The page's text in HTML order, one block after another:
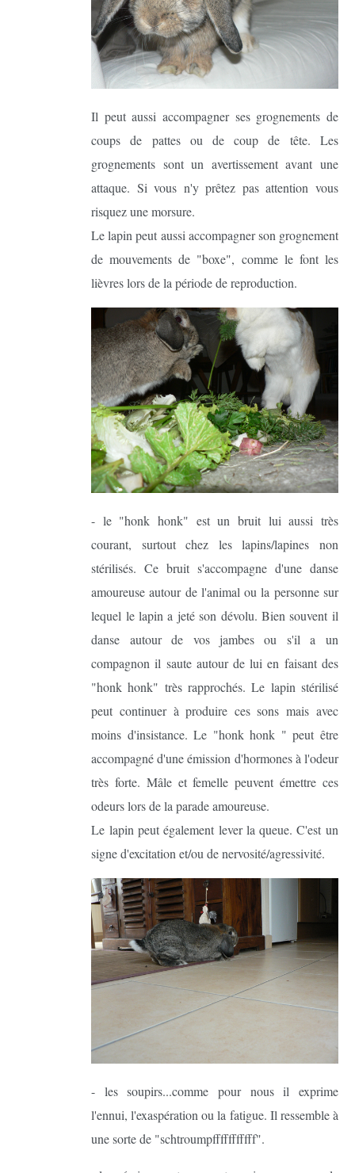
Il peut aussi accompagner ses grognements de
coups de pattes ou de coup de tête. Les
grognements sont un avertissement avant une
attaque. Si vous n'y prêtez pas attention vous
risquez une morsure.
Le lapin peut aussi accompagner son grognement
de mouvements de "boxe", comme le font les
lièvres lors de la période de reproduction.
- le "honk honk" est un bruit lui aussi très
courant, surtout chez les lapins/lapines non
stérilisés. Ce bruit s'accompagne d'une danse
amoureuse autour de l'animal ou la personne sur
lequel le lapin a jeté son dévolu. Bien souvent il
danse autour de vos jambes ou s'il a un
compagnon il saute autour de lui en faisant des
"honk honk" très rapprochés. Le lapin stérilisé
peut continuer à produire ces sons mais avec
moins d'insistance. Le "honk honk " peut être
accompagné d'une émission d'hormones à l'odeur
très forte. Mâle et femelle peuvent émettre ces
odeurs lors de la parade amoureuse.
Le lapin peut également lever la queue. C'est un
signe d'excitation et/ou de nervosité/agressivité.
- les soupirs...comme pour nous il exprime
l'ennui, l'exaspération ou la fatigue. Il ressemble à
une sorte de "schtroumpfffffffffff".